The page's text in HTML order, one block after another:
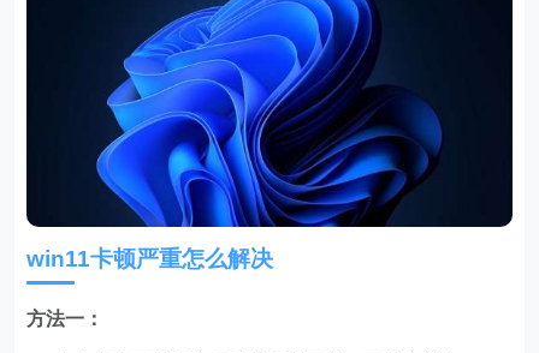
win11卡顿严重怎么解决
方法一：